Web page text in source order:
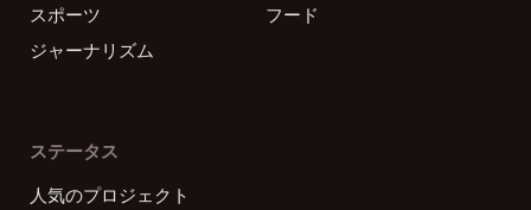
スポーツ
フード
ジャーナリズム
ステータス
人気のプロジェクト